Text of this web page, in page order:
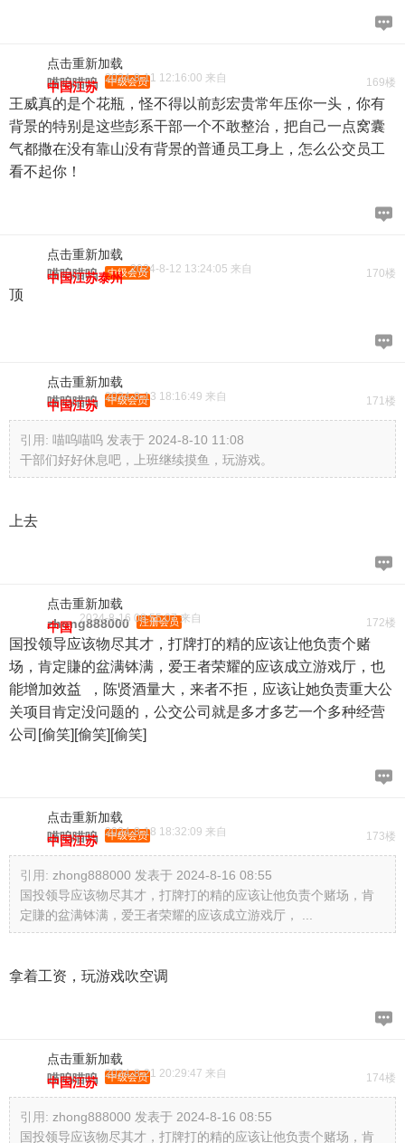
点击重新加载
169楼
喵呜喵呜 中级会员
2024-8-11 12:16:00 来自
中国江苏
王威真的是个花瓶，怪不得以前彭宏贵常年压你一头，你有
背景的特别是这些彭系干部一个不敢整治，把自己一点窝囊
气都撒在没有靠山没有背景的普通员工身上，怎么公交员工
看不起你！
点击重新加载
170楼
喵呜喵呜 中级会员2024-8-12 13:24:05 来自
中国江苏泰州
顶
点击重新加载
171楼
喵呜喵呜 中级会员
2024-8-13 18:16:49 来自
中国江苏
引用: 喵呜喵呜 发表于 2024-8-10 11:08
干部们好好休息吧，上班继续摸鱼，玩游戏。
上去
点击重新加载
172楼
zhong888000 注册会员
2024-8-16 08:55:07 来自
中国
国投领导应该物尽其才，打牌打的精的应该让他负责个赌
场，肯定賺的盆满钵满，爱王者荣耀的应该成立游戏厅，也
能增加效益 ，陈贤酒量大，来者不拒，应该让她负责重大公
关项目肯定没问题的，公交公司就是多才多艺一个多种经营
公司[偷笑][偷笑][偷笑]
点击重新加载
173楼
喵呜喵呜 中级会员
2024-8-18 18:32:09 来自
中国江苏
引用: zhong888000 发表于 2024-8-16 08:55
国投领导应该物尽其才，打牌打的精的应该让他负责个赌场，肯
定賺的盆满钵满，爱王者荣耀的应该成立游戏厅， ...
拿着工资，玩游戏吹空调
点击重新加载
174楼
喵呜喵呜 中级会员
2024-8-21 20:29:47 来自
中国江苏
引用: zhong888000 发表于 2024-8-16 08:55
国投领导应该物尽其才，打牌打的精的应该让他负责个赌场，肯